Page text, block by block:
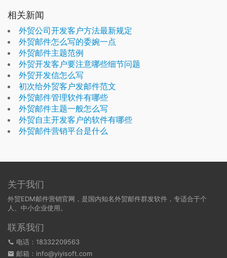
相关新闻
外贸公司开发客户方法最新规定
外贸邮件怎么写的委婉一点
外贸邮件主题范例
外贸开发客户要注意哪些细节问题
外贸开发信怎么写
初次给外贸客户发邮件范文
外贸邮件管理软件有哪些
外贸邮件主题一般怎么写
外贸自主开发客户的软件有哪些
外贸邮件营销平台是什么
关于我们
外贸EDM邮件营销官网，是国内知名外贸邮件群发软件，专适合于个
人、中小企业使用。
联系我们
电话：18332209563
邮箱：info@yiyisoft.com